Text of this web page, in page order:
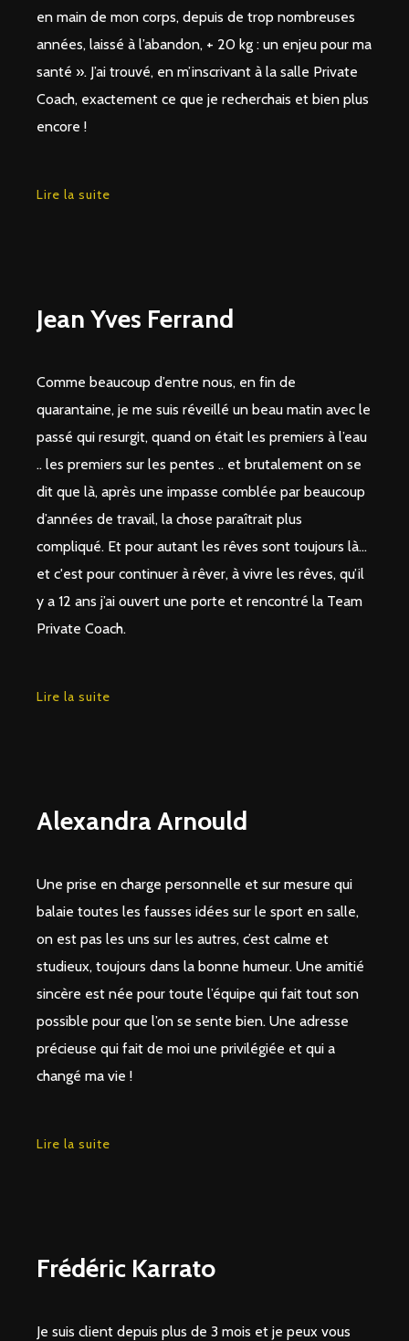
en main de mon corps, depuis de trop nombreuses
années, laissé à l’abandon, + 20 kg : un enjeu pour ma
santé ». J’ai trouvé, en m’inscrivant à la salle Private
Coach, exactement ce que je recherchais et bien plus
encore !
Lire la suite
Jean Yves Ferrand
Comme beaucoup d’entre nous, en fin de
quarantaine, je me suis réveillé un beau matin avec le
passé qui resurgit, quand on était les premiers à l’eau
.. les premiers sur les pentes .. et brutalement on se
dit que là, après une impasse comblée par beaucoup
d’années de travail, la chose paraîtrait plus
compliqué. Et pour autant les rêves sont toujours là...
et c'est pour continuer à rêver, à vivre les rêves, qu’il
y a 12 ans j’ai ouvert une porte et rencontré la Team
Private Coach.
Lire la suite
Alexandra Arnould
Une prise en charge personnelle et sur mesure qui
balaie toutes les fausses idées sur le sport en salle,
on est pas les uns sur les autres, c’est calme et
studieux, toujours dans la bonne humeur. Une amitié
sincère est née pour toute l’équipe qui fait tout son
possible pour que l’on se sente bien. Une adresse
précieuse qui fait de moi une privilégiée et qui a
changé ma vie !
Lire la suite
Frédéric Karrato
Je suis client depuis plus de 3 mois et je peux vous